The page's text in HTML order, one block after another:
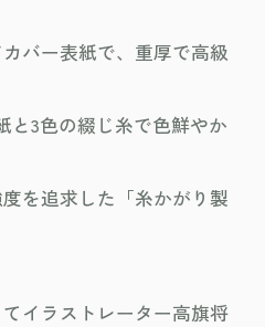
バー表紙で、重厚で高級
と3色の綴じ糸で色鮮やか
を追求した「糸かがり製
イラストレーター高旗将